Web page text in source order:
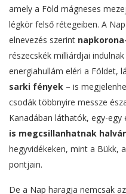
amely a Föld mágneses
légkör felső rétegeiben. A
elnevezés szerint
részecskék milliárdjai
energiahullám eléri a Földet,
sarki fények – is
csodák többnyire messze
Kanadában láthatók, egy-egy
is megcsillanhatnak
hegyvidékeken, mint a Bükk,
pontjain.
De a Nap haragja nemcsak